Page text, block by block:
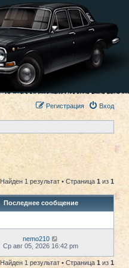
Вход
Регистрация
Найден 1 результат • Страница 1 из 1
Последнее сообщение
nemo210
Ср авг 05, 2026 16:42 pm
Найден 1 результат • Страница 1 из 1